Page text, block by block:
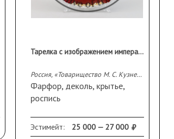
Тарелка с изображением императора Александра I
Россия, «Товарищество М. С. Кузнецова» (?), н. ХХ в.
Фарфор, деколь, крытье,
роспись
Диаметр 18,0 см
Сохранность:
Эстимейт: 25 000 — 27 000